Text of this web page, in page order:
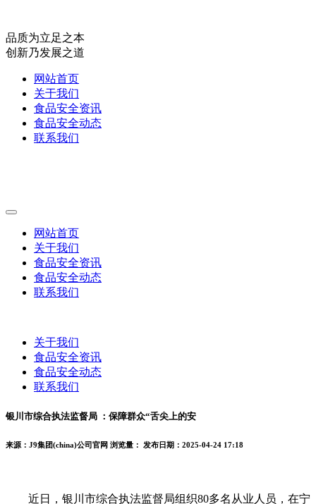
品质为立足之本
创新乃发展之道
网站首页
关于我们
食品安全资讯
食品安全动态
联系我们
网站首页
关于我们
食品安全资讯
食品安全动态
联系我们
关于我们
食品安全资讯
食品安全动态
联系我们
银川市综合执法监督局 ：保障群众“舌尖上的安
来源：J9集团(china)公司官网 浏览量： 发布日期：2025-04-24 17:18
近日，银川市综合执法监督局组织80多名从业人员，在宁